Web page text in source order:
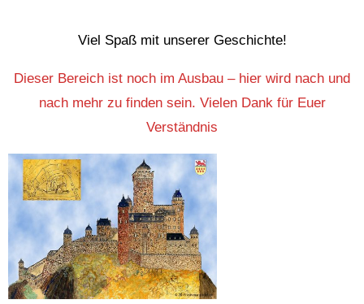
Viel Spaß mit unserer Geschichte!
Dieser Bereich ist noch im Ausbau – hier wird nach und
nach mehr zu finden sein. Vielen Dank für Euer
Verständnis